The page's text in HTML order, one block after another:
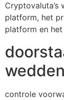
platform, het
platform en
controle